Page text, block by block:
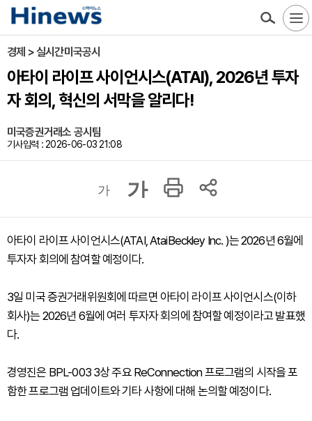
경제 > 실시간미국공시
아타이 라이프 사이언시스(ATAI), 2026년 투자
자 회의, 혁신의 서막을 알리다!
미국증권거래소 공시팀
기사입력 : 2026-06-03 21:08
가 가
아타이 라이프 사이언시스(ATAI, AtaiBeckley Inc. )는 2026년 6월에
투자자 회의에 참여할 예정이다.
3일 미국 증권거래위원회에 따르면 아타이 라이프 사이언시스(이하
회사)는 2026년 6월에 여러 투자자 회의에 참여할 예정이라고 발표했
다.
경영진은 BPL-003 3상 주요 ReConnection 프로그램의 시작을 포
함한 프로그램 업데이트와 기타 사항에 대해 논의할 예정이다.